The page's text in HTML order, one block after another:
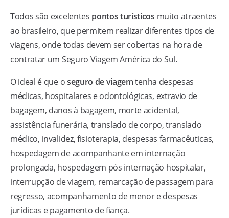
Todos são excelentes pontos turísticos muito atraentes
ao brasileiro, que permitem realizar diferentes tipos de
viagens, onde todas devem ser cobertas na hora de
contratar um Seguro Viagem América do Sul.
O ideal é que oseguro de viagemtenha despesas
médicas, hospitalares e odontológicas, extravio de
bagagem, danos à bagagem, morte acidental,
assistência funerária, translado de corpo, translado
médico, invalidez, fisioterapia, despesas farmacêuticas,
hospedagem de acompanhante em internação
prolongada, hospedagem pós internação hospitalar,
interrupção de viagem, remarcação de passagem para
regresso, acompanhamento de menor e despesas
jurídicas e pagamento de fiança.